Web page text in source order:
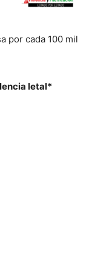
por cada 100 mil
letal*